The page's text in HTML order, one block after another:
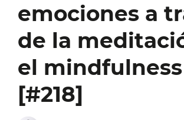
emociones a
de la
el mindfulness
[#218]